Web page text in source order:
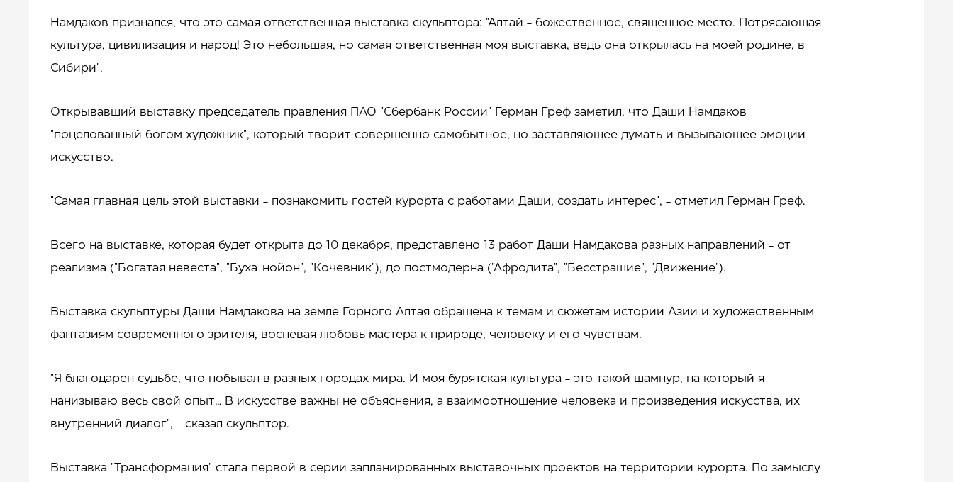
Намдаков признался, что это самая ответственная выставка скульптора: "Алтай - божественное, священное место. Потрясающая
культура, цивилизация и народ! Это небольшая, но самая ответственная моя выставка, ведь она открылась на моей родине, в
Сибири".
Открывавший выставку председатель правления ПАО "Сбербанк России" Герман Греф заметил, что Даши Намдаков -
"поцелованный богом художник", который творит совершенно самобытное, но заставляющее думать и вызывающее эмоции
искусство.
"Самая главная цель этой выставки - познакомить гостей курорта с работами Даши, создать интерес", - отметил Герман Греф.
Всего на выставке, которая будет открыта до 10 декабря, представлено 13 работ Даши Намдакова разных направлений - от
реализма ("Богатая невеста", "Буха-нойон", "Кочевник"), до постмодерна ("Афродита", "Бесстрашие", "Движение").
Выставка скульптуры Даши Намдакова на земле Горного Алтая обращена к темам и сюжетам истории Азии и художественным
фантазиям современного зрителя, воспевая любовь мастера к природе, человеку и его чувствам.
"Я благодарен судьбе, что побывал в разных городах мира. И моя бурятская культура - это такой шампур, на который я
нанизываю весь свой опыт… В искусстве важны не объяснения, а взаимоотношение человека и произведения искусства, их
внутренний диалог", - сказал скульптор.
Выставка "Трансформация" стала первой в серии запланированных выставочных проектов на территории курорта. По замыслу